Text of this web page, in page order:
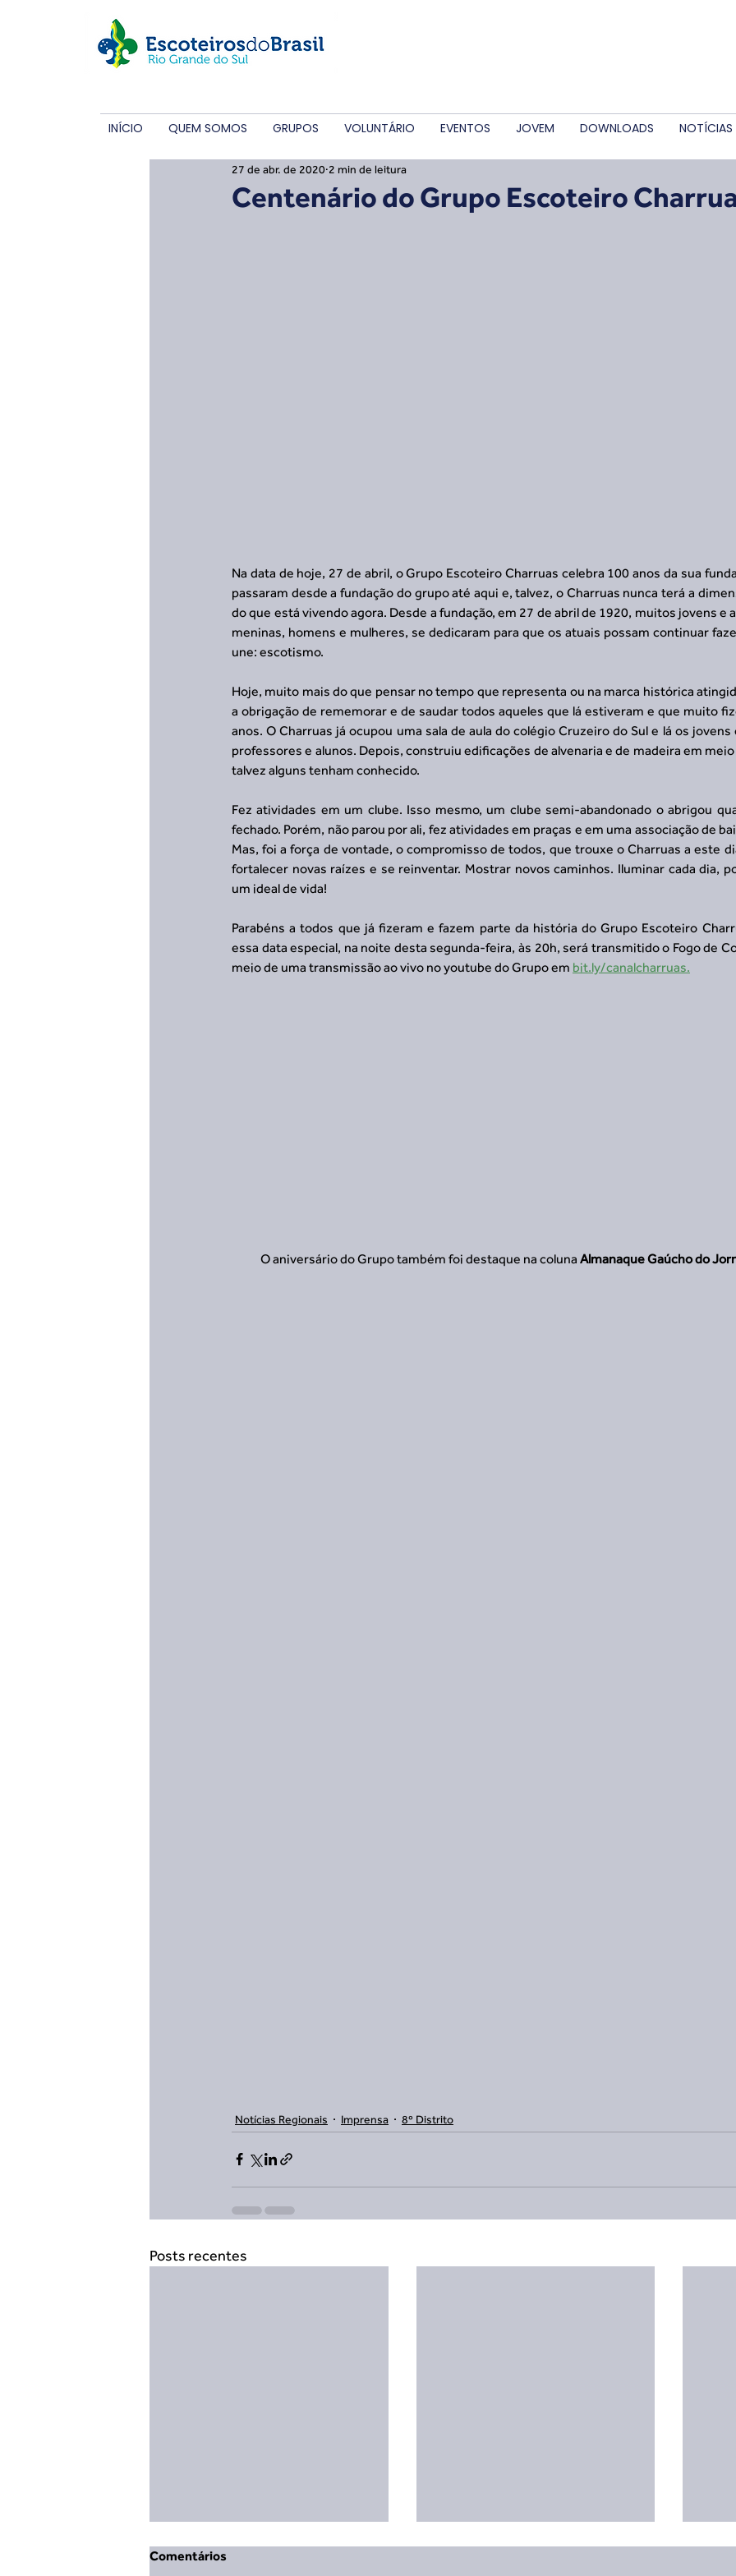
INÍCIO QUEM SOMOS GRUPOS VOLUNTÁRIO EVENTOS JOVEM DOWNLOADS NOTÍCIAS
Centenário do Grupo Escoteiro
27 de abr. de 2020 2 min de leitura
Na data de hoje, 27 de abril, o Grupo Escoteiro Charruas celebra 100 anos da sua
passaram desde a fundação do grupo até aqui e, talvez, o Charruas nunca terá a
do que está vivendo agora. Desde a fundação, em 27 de abril de 1920, muitos jovens e
meninas, homens e mulheres, se dedicaram para que os atuais possam continuar
une: escotismo.
Hoje, muito mais do que pensar no tempo que representa ou na marca histórica
a obrigação de rememorar e de saudar todos aqueles que lá estiveram e que muito
anos. O Charruas já ocupou uma sala de aula do colégio Cruzeiro do Sul e lá os
professores e alunos. Depois, construiu edificações de alvenaria e de madeira em
talvez alguns tenham conhecido.
Fez atividades em um clube. Isso mesmo, um clube semi-abandonado o abrigou
fechado. Porém, não parou por ali, fez atividades em praças e em uma associação de
Mas, foi a força de vontade, o compromisso de todos, que trouxe o Charruas a este
fortalecer novas raízes e se reinventar. Mostrar novos caminhos. Iluminar cada dia,
um ideal de vida!
Parabéns a todos que já fizeram e fazem parte da história do Grupo Escoteiro
essa data especial, na noite desta segunda-feira, às 20h, será transmitido o Fogo de
meio de uma transmissão ao vivo no youtube do Grupo em bit.ly/canalcharruas.
O aniversário do Grupo também foi destaque na coluna Almanaque Gaúcho do
Notícias Regionais Imprensa 8º Distrito
Posts recentes
Comentários